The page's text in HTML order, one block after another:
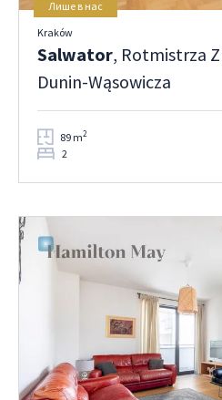
Лише в нас
Kraków
Salwator, Rotmistrza
Dunin-Wąsowicza
89 m2
2